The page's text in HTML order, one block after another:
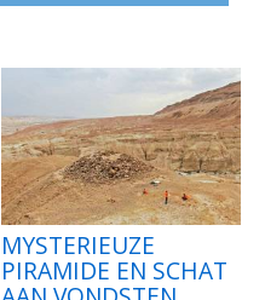
MYSTERIEUZE
PIRAMIDE EN SCHAT